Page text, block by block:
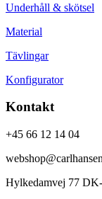
Underhåll & skötsel
Material
Tävlingar
Konfigurator
Kontakt
+45 66 12 14 04
Hylkedamvej 77